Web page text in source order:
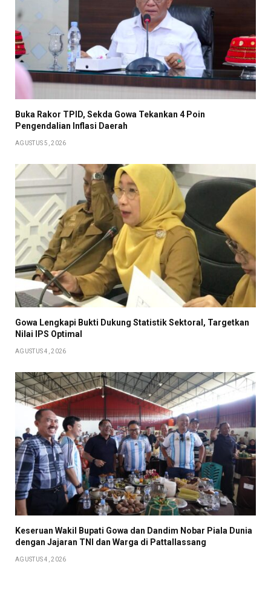
Buka Rakor TPID, Sekda Gowa Tekankan 4 Poin
Pengendalian Inflasi Daerah
AGUSTUS 5, 2026
Gowa Lengkapi Bukti Dukung Statistik Sektoral, Targetkan
Nilai IPS Optimal
AGUSTUS 4, 2026
Keseruan Wakil Bupati Gowa dan Dandim Nobar Piala Dunia
dengan Jajaran TNI dan Warga di Pattallassang
AGUSTUS 4, 2026